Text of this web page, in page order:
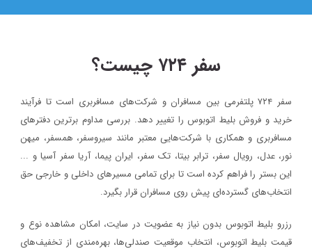
سفر ۷۲۴ چیست؟
سفر ۷۲۴ پلتفرمی بین مسافران و شرکت‌های مسافربری است تا فرآیند
خرید و فروش بلیط اتوبوس را تغییر دهد. بررسی مداوم برترین دفترهای
مسافربری و همکاری با شرکت‌هایی معتبر مانند سیروسفر، همسفر، میهن‌
نور، عدل، رویال سفر، ترابر بیتا، تک سفر، ایران پیما، آریا سفر آسیا و ...
این بستر را فراهم کرده است تا برای تمامی مسیرهای داخلی و خارجی حق
انتخاب‌های گسترده‌ای پیش روی مسافران قرار بگیرد.
رزرو بلیط اتوبوس بدون نیاز به عضویت در سایت، امکان مشاهده نوع و
قیمت بلیط اتوبوس، انتخاب موقعیت صندلی‌ها، بهره‌مندی از تخفیف‌های